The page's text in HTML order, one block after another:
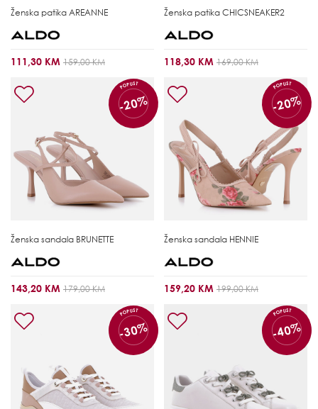
Ženska patika AREANNE
111,30 KM 159,00 KM
Ženska patika CHICSNEAKER2
118,30 KM 169,00 KM
POPUST
-20%
Ženska sandala BRUNETTE
143,20 KM 179,00 KM
POPUST
-20%
Ženska sandala HENNIE
159,20 KM 199,00 KM
POPUST
-30%
POPUST
-40%